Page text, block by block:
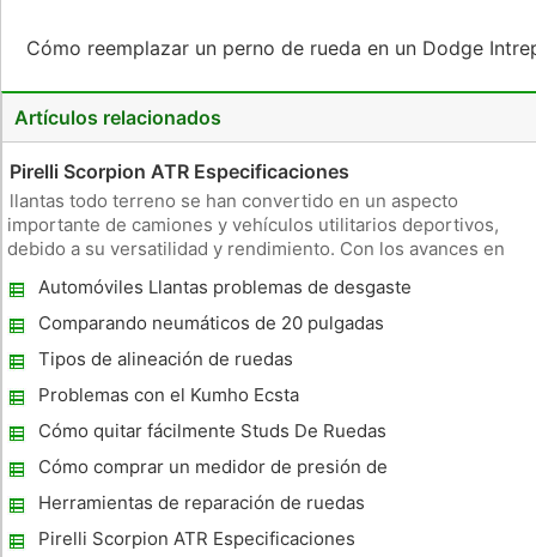
Cómo reemplazar un perno de rueda en un Dodge
Artículos relacionados
Pirelli Scorpion ATR Especificaciones
llantas todo terreno se han convertido en un aspecto
importante de camiones y vehículos utilitarios deportivos,
debido a su versatilidad y rendimiento. Con los avances en
necesidad de un neumático que puede ser igual a esto es
esencial para la e
Automóviles Llantas problemas de desgaste
Comparando neumáticos de 20 pulgadas
Tipos de alineación de ruedas
Problemas con el Kumho Ecsta
Cómo quitar fácilmente Studs De Ruedas
Cómo comprar un medidor de presión de
neumáticos
Herramientas de reparación de ruedas
Pirelli Scorpion ATR Especificaciones